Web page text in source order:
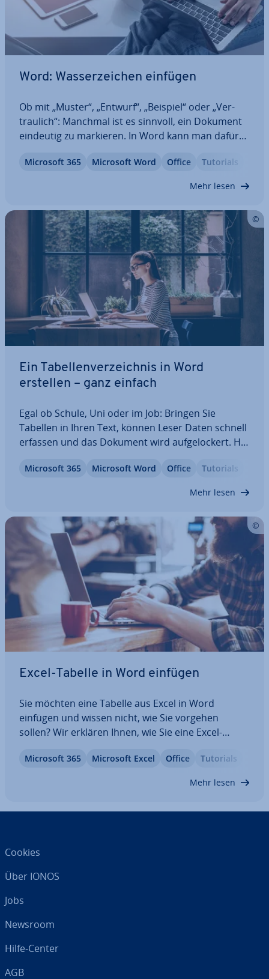
Word: Was­ser­zei­chen einfügen
Ob mit „Muster“, „Entwurf“, „Beispiel“ oder „Ver­
trau­lich“: Manchmal ist es sinnvoll, ein Dokument
eindeutig zu markieren. In Word kann man dafür
stal­tungs­mit­tel lässt Text oder auch Grafiken
Microsoft 365 Microsoft Word Office Tutorials
Mehr lesen
Ein Ta­bel­len­ver­zeich­nis in Word
erstellen – ganz einfach
Egal ob Schule, Uni oder im Job: Bringen Sie
Tabellen in Ihren Text, können Leser Daten schnell
erfassen und das Dokument wird auf­ge­lo­ckert. Hat
Tabellen vor sich, kann ein Ver­zeich­nis am Ende
Microsoft 365 Microsoft Word Office Tutorials
Mehr lesen
Excel-Tabelle in Word einfügen
Sie möchten eine Tabelle aus Excel in Word
einfügen und wissen nicht, wie Sie vorgehen
sollen? Wir erklären Ihnen, wie Sie eine Excel-
einfach per Ko­pier­funk­ti­on! Wenn Sie die Daten
später noch be­ar­bei­ten möchten, ist es besser,
Microsoft 365 Microsoft Excel Office Tutorials
Mehr lesen
Cookies
Über IONOS
Jobs
Newsroom
Hilfe-Center
AGB